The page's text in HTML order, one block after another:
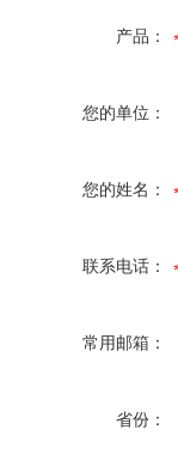
产品：
您的单位：
您的姓名：
联系电话：
常用邮箱：
省份：